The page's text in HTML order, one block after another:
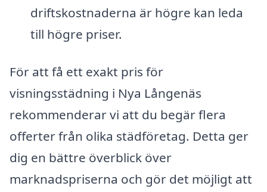
driftskostnaderna är högre kan leda
till högre priser.
För att få ett exakt pris för
visningsstädning i Nya Långenäs
rekommenderar vi att du begär flera
offerter från olika städföretag. Detta ger
dig en bättre överblick över
marknadspriserna och gör det möjligt att